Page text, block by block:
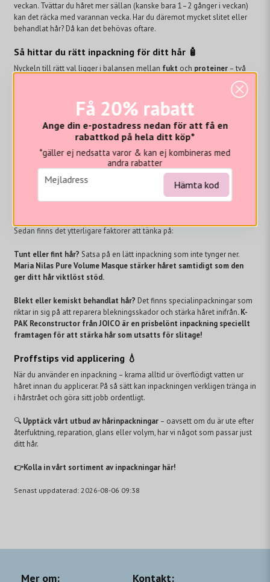
veckan. Tvättar du håret mer sällan (kanske bara 1–2 gånger i veckan)
kan det räcka med varannan vecka. Har du däremot mycket slitet eller
behandlat hår? Då kan det behövas oftare.
Så hittar du rätt inpackning för ditt hår 🧴
Nyckeln till rätt val ligger i balansen mellan fukt och proteiner – två
byggstenar som håret behöver i olika mängder beroende på din hårtyp
En enkel riktlinje:
Använder du ett schampo och balsam som fokuserar på fukt?
du komplettera med en inpackning som stärker håret med
proteiner. Maria Nila Structure Repair Masque är en stor favorit!
Använder du stärkande produkter med proteiner?Då är det bättre att
välja en återfuktande inpackning. Ge ditt hår den lyxigaste fukten med
Sedan finns det ytterligare faktorer att tänka på:
Tunt eller fint hår? Satsa på en lätt inpackning som inte tynger ner.
Maria Nilas Pure Volume Masque stärker håret samtidigt som den
ger ditt hår viktlöst stöd.
Blekt eller kemiskt behandlat hår? Det finns specialinpackningar som
riktar in sig på att reparera blekningsskador och stärka håret inifrån. K-
PAK Reconstructor från JOICO är en prisbelönt inpackning speciellt
framtagen för att stärka hår som utsatts för slitage!
Proffstips vid applicering 💧
När du använder en inpackning – krama alltid ur överflödigt vatten ur
håret innan du applicerar. På så sätt kan inpackningen verkligen tränga in
i hårstrået och göra sitt jobb ordentligt.
🔍 Upptäck vårt utbud av hårinpackningar – oavsett om du är ute efter
återfuktning, reparation, glans eller volym, har vi något som passar just
ditt hår.
👉Kolla in vårt sortiment av inpackningar här!
Senast uppdaterad: 2026-08-06 09:38
Få 20% rabatt
Ange din e-postadress nedan för att få en
rabattkod på hela ditt köp*
*gäller ej nedsatta varor & kan ej kombineras med
andra rabatter
email
Mejladress Hämta kod
Mer om: Kontakt: